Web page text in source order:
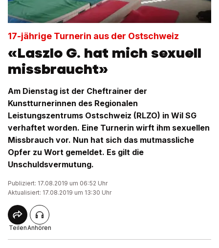
17-jährige Turnerin aus der Ostschweiz
«Laszlo G. hat mich sexuell
missbraucht»
Am Dienstag ist der Cheftrainer der
Kunstturnerinnen des Regionalen
Leistungszentrums Ostschweiz (RLZO) in Wil SG
verhaftet worden. Eine Turnerin wirft ihm sexuellen
Missbrauch vor. Nun hat sich das mutmassliche
Opfer zu Wort gemeldet. Es gilt die
Unschuldsvermutung.
Publiziert: 17.08.2019 um 06:52 Uhr
Aktualisiert: 17.08.2019 um 13:30 Uhr
TeilenAnhören